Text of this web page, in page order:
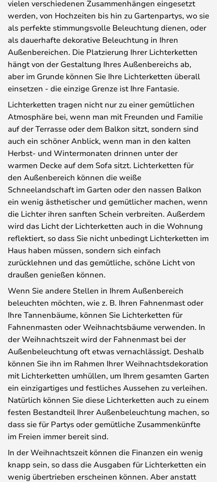
vielen verschiedenen Zusammenhängen eingesetzt
werden, von Hochzeiten bis hin zu Gartenpartys, wo sie
als perfekte stimmungsvolle Beleuchtung dienen, oder
als dauerhafte dekorative Beleuchtung in Ihren
Außenbereichen. Die Platzierung Ihrer Lichterketten
hängt von der Gestaltung Ihres Außenbereichs ab,
aber im Grunde können Sie Ihre Lichterketten überall
einsetzen - die einzige Grenze ist Ihre Fantasie.
Lichterketten tragen nicht nur zu einer gemütlichen
Atmosphäre bei, wenn man mit Freunden und Familie
auf der Terrasse oder dem Balkon sitzt, sondern sind
auch ein schöner Anblick, wenn man in den kalten
Herbst- und Wintermonaten drinnen unter der
warmen Decke auf dem Sofa sitzt. Lichterketten für
den Außenbereich können die weiße
Schneelandschaft im Garten oder den nassen Balkon
ein wenig ästhetischer und gemütlicher machen, wenn
die Lichter ihren sanften Schein verbreiten. Außerdem
wird das Licht der Lichterketten auch in die Wohnung
reflektiert, so dass Sie nicht unbedingt Lichterketten im
Haus haben müssen, sondern sich einfach
zurücklehnen und das gemütliche, schöne Licht von
draußen genießen können.
Wenn Sie andere Stellen in Ihrem Außenbereich
beleuchten möchten, wie z. B. Ihren Fahnenmast oder
Ihre Tannenbäume, können Sie Lichterketten für
Fahnenmasten oder Weihnachtsbäume verwenden. In
der Weihnachtszeit wird der Fahnenmast bei der
Außenbeleuchtung oft etwas vernachlässigt. Deshalb
können Sie ihn im Rahmen Ihrer Weihnachtsdekoration
mit Lichterketten umhüllen, um Ihrem gesamten Garten
ein einzigartiges und festliches Aussehen zu verleihen.
Natürlich können Sie diese Lichterketten auch zu einem
festen Bestandteil Ihrer Außenbeleuchtung machen, so
dass sie für Partys oder gemütliche Zusammenkünfte
im Freien immer bereit sind.
In der Weihnachtszeit können die Finanzen ein wenig
knapp sein, so dass die Ausgaben für Lichterketten ein
wenig übertrieben erscheinen können. Aber anstatt